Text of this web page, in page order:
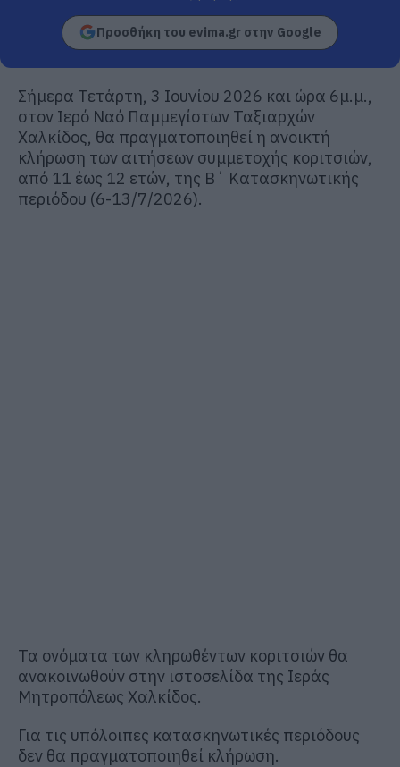
Προσθήκη του evima.gr στην Google
Σήμερα Τετάρτη, 3 Ιουνίου 2026 και ώρα 6μ.μ.,
στον Ιερό Ναό Παμμεγίστων Ταξιαρχών
Χαλκίδος, θα πραγματοποιηθεί η ανοικτή
κλήρωση των αιτήσεων συμμετοχής κοριτσιών,
από 11 έως 12 ετών, της Β΄ Κατασκηνωτικής
περιόδου (6-13/7/2026).
Τα ονόματα των κληρωθέντων κοριτσιών θα
ανακοινωθούν στην ιστοσελίδα της Ιεράς
Μητροπόλεως Χαλκίδος.
Για τις υπόλοιπες κατασκηνωτικές περιόδους
δεν θα πραγματοποιηθεί κλήρωση.